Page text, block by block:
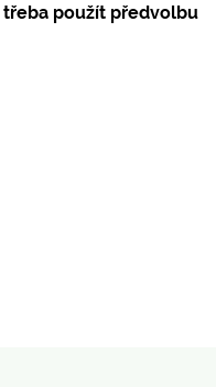
použít předvolbu